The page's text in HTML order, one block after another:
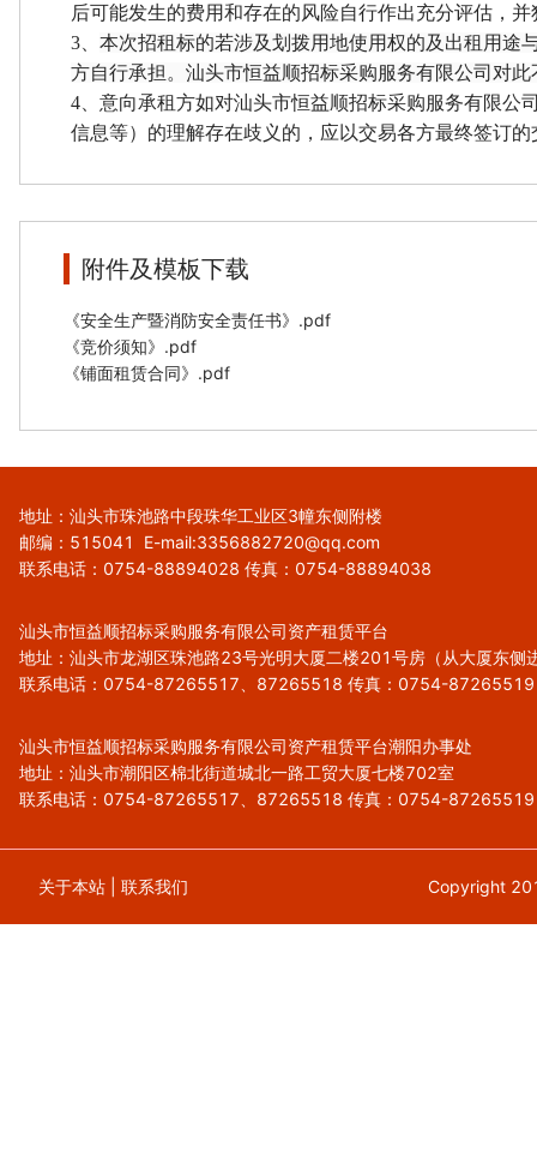
后可能发生的费用和存在的风险自行作出充分评估，
3、 本次招租标的若涉及划拨用地使用权的及出租用途
方自行承担。 汕头市恒益顺招标采购服务有限公司 对此
4、 意向承租方如对汕头市恒益顺招标采购服务有限公
信息等）的理解存在歧义的，应以交易各方最终签订
附件及模板下载
《安全生产暨消防安全责任书》.pdf
《竞价须知》.pdf
《铺面租赁合同》.pdf
地址：汕头市珠池路中段珠华工业区3幢东侧附楼
邮编：515041
E-mail:3356882720@qq.com
联系电话：0754-88894028 传真：0754-88894038
汕头市恒益顺招标采购服务有限公司资产租赁平台
地址：汕头市龙湖区珠池路23号光明大厦二楼201号房（从大厦东侧
联系电话：0754-87265517、87265518 传真：0754-87265519
汕头市恒益顺招标采购服务有限公司资产租赁平台潮阳办事处
地址：汕头市潮阳区棉北街道城北一路工贸大厦七楼702室
联系电话：0754-87265517、87265518 传真：0754-87265519
关于本站 |联系我们 Copyright